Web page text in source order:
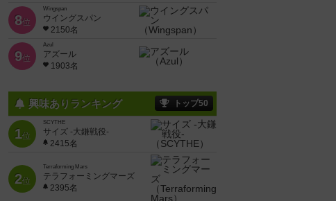
8位
Wingspan
ウイングスパン
2150名
9位
Azul
アズール
1903名
興味ありランキング トップ50
1位
SCYTHE
サイズ -大鎌戦役-
2415名
2位
Terraforming Mars
テラフォーミングマーズ
2395名